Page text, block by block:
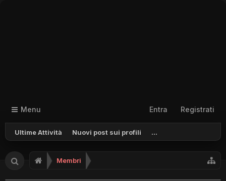
Menu
Ultime Attività Nuovi post sui profili ...
Entra Registrati
Membri